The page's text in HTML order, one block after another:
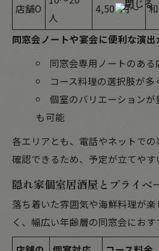
店舗O
人
4,500円～
同窓会ノートや宴会に便利な演
同窓会専用ノートのあ
コース料理の選択肢が
個室のバリエーション
も可能
各エリアとも、電話やネットで
確認できるため、予定が立てやす
隠れ家個室居酒屋とプライベ
落ち着いた雰囲気や海鮮料理が
く、幅広い年齢層の同窓会におす